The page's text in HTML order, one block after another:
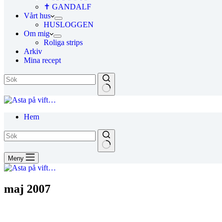
✝ GANDALF
Vårt hus
HUSLOGGEN
Om mig
Roliga strips
Arkiv
Mina recept
Hem
Meny
maj 2007